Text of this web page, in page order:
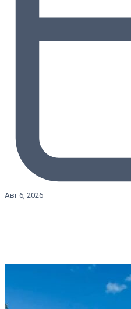
Авг 6, 2026